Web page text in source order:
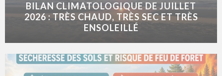
BILAN CLIMATOLOGIQUE DE JUILLET
2026 : TRÈS CHAUD, TRÈS SEC ET TRÈS
ENSOLEILLÉ